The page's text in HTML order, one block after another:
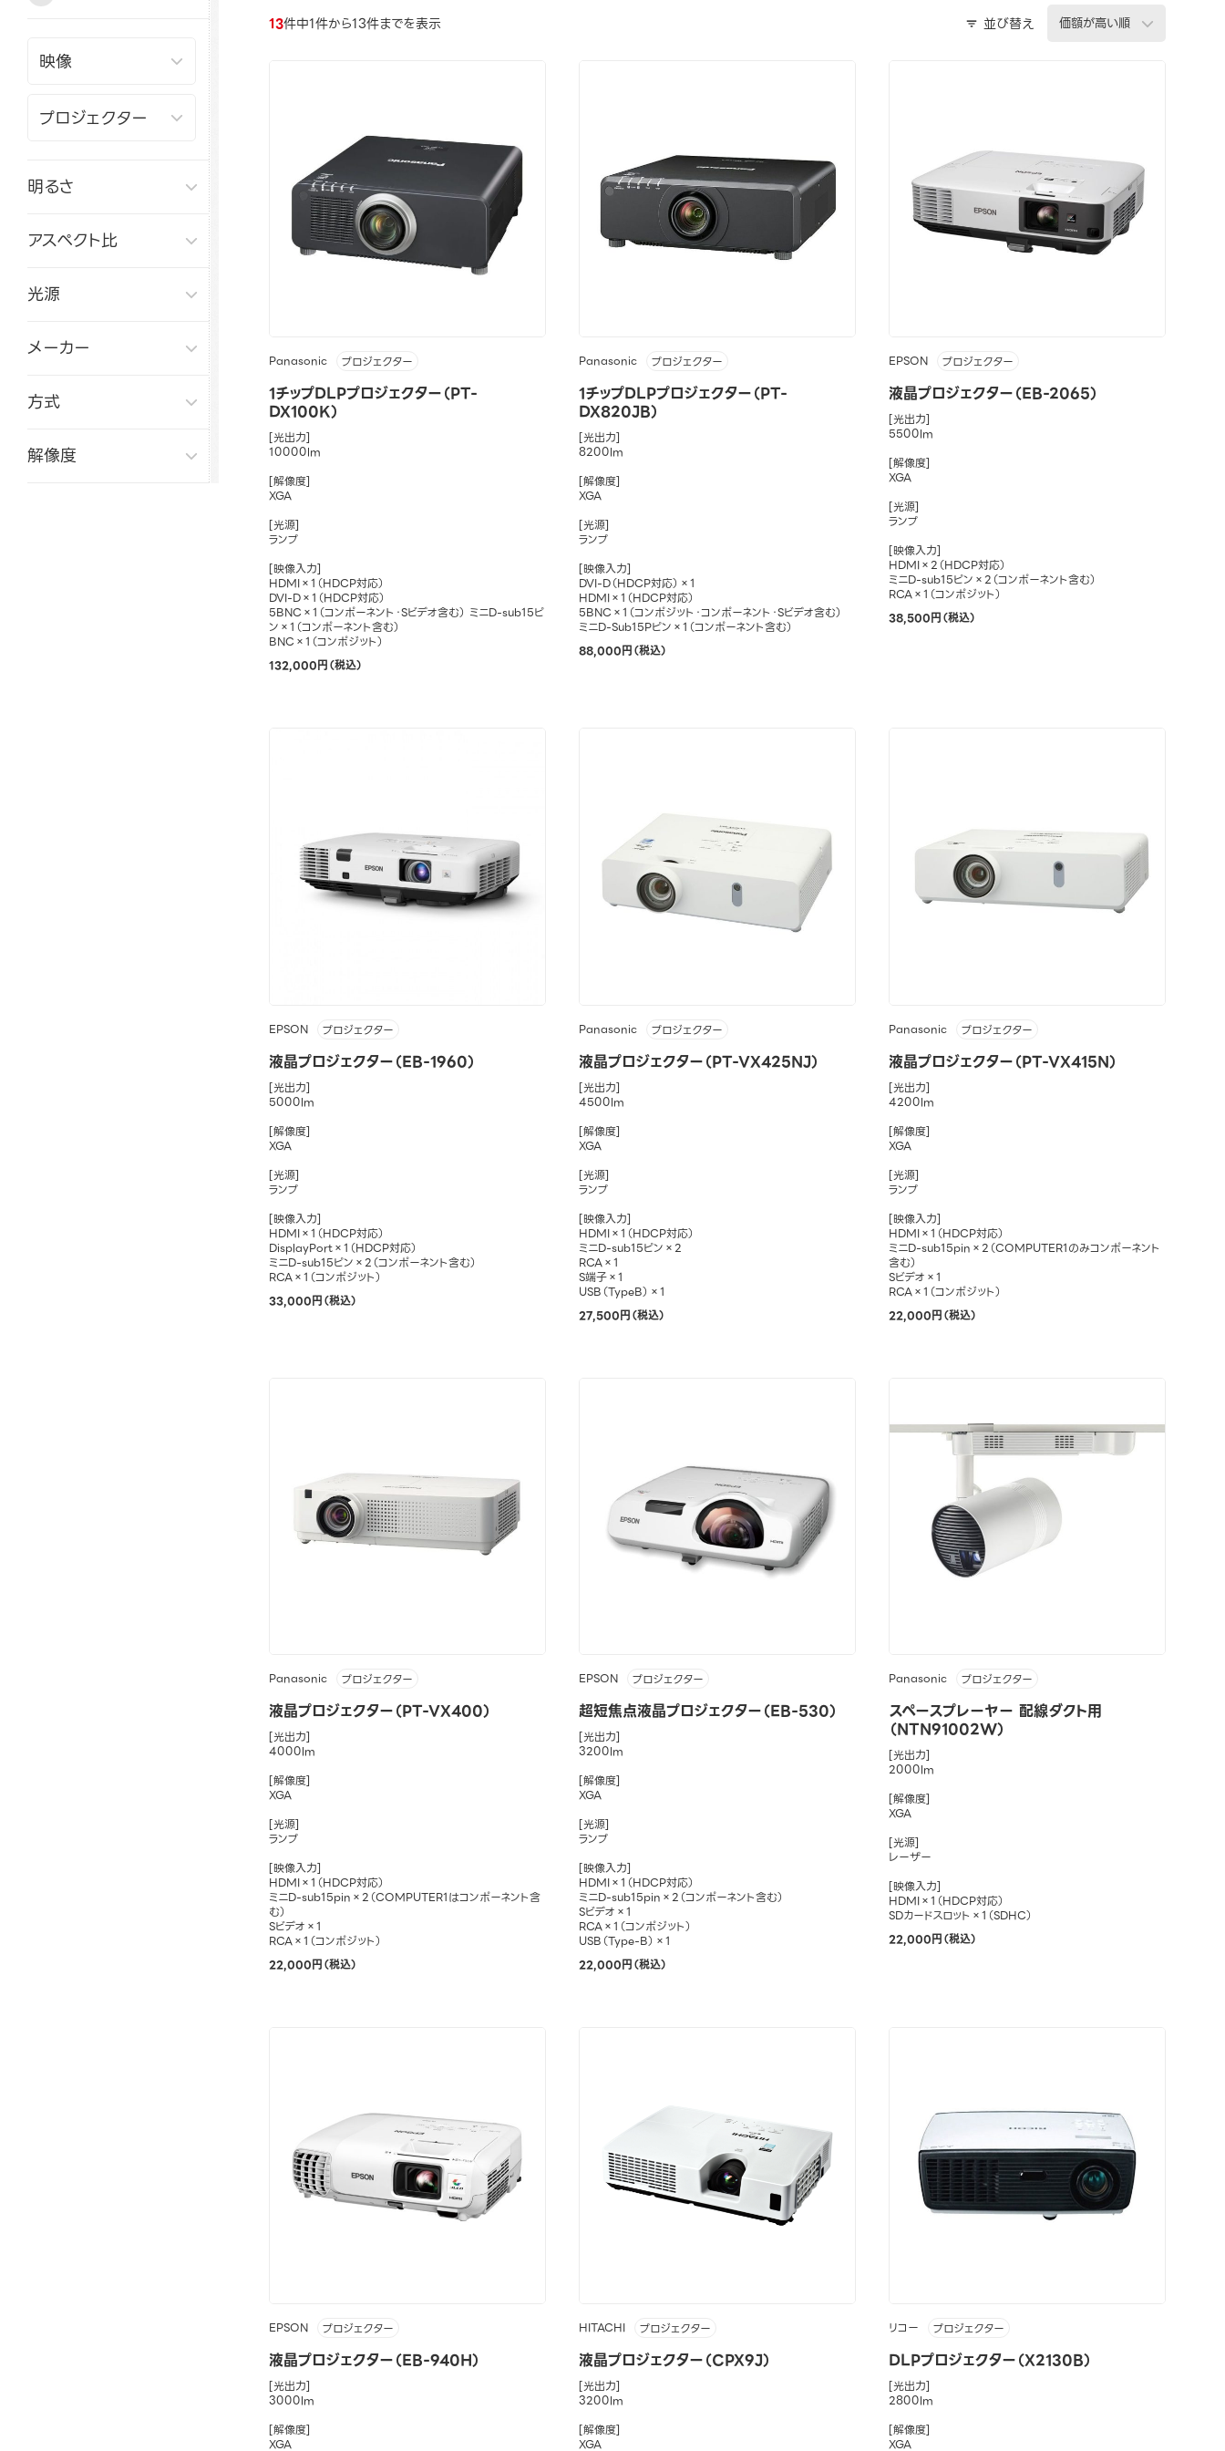
明るさ
アスペクト比
光源
メーカー
方式
解像度
13件中1件から13件までを表示 並び替え
Panasonic プロジェクター
1チップDLPプロジェクター（PT-
DX100K）
[光出力]
10000lm
[解像度]
XGA
[光源]
ランプ
[映像入力]
HDMI×1（HDCP対応）
DVI-D×1（HDCP対応）
5BNC×1（コンポーネント・Sビデオ含む） ミニD-sub15ピ
ン×1（コンポーネント含む）
BNC×1（コンポジット）
132,000円（税込）
Panasonic プロジェクター
1チップDLPプロジェクター（PT-
DX820JB）
[光出力]
8200lm
[解像度]
XGA
[光源]
ランプ
[映像入力]
DVI-D（HDCP対応）×1
HDMI×1（HDCP対応）
5BNC×1（コンポジット・コンポーネント・Sビデオ含む）
ミニD-Sub15Pピン×1（コンポーネント含む）
88,000円（税込）
EPSON プロジェクター
液晶プロジェクター（EB-2065）
[光出力]
5500lm
[解像度]
XGA
[光源]
ランプ
[映像入力]
HDMI×2（HDCP対応）
ミニD-sub15ピン×2（コンポーネント含む）
RCA×1（コンポジット）
38,500円（税込）
EPSON プロジェクター
液晶プロジェクター（EB-1960）
[光出力]
5000lm
[解像度]
XGA
[光源]
ランプ
[映像入力]
HDMI×1（HDCP対応）
DisplayPort×1（HDCP対応）
ミニD-sub15ピン×2（コンポーネント含む）
RCA×1（コンポジット）
33,000円（税込）
Panasonic プロジェクター
液晶プロジェクター（PT-VX425NJ）
[光出力]
4500lm
[解像度]
XGA
[光源]
ランプ
[映像入力]
HDMI×1（HDCP対応）
ミニD-sub15ピン×2
RCA×1
S端子×1
USB（TypeB）×1
27,500円（税込）
Panasonic プロジェクター
液晶プロジェクター（PT-VX415N）
[光出力]
4200lm
[解像度]
XGA
[光源]
ランプ
[映像入力]
HDMI×1（HDCP対応）
ミニD-sub15pin×2（COMPUTER1のみコンポーネント
含む）
Sビデオ×1
RCA×1（コンポジット）
22,000円（税込）
Panasonic プロジェクター
液晶プロジェクター（PT-VX400）
[光出力]
4000lm
[解像度]
XGA
[光源]
ランプ
[映像入力]
HDMI×1（HDCP対応）
ミニD-sub15pin×2（COMPUTER1はコンポーネント含
む）
Sビデオ×1
RCA×1（コンポジット）
22,000円（税込）
EPSON プロジェクター
超短焦点液晶プロジェクター（EB-530）
[光出力]
3200lm
[解像度]
XGA
[光源]
ランプ
[映像入力]
HDMI×1（HDCP対応）
ミニD-sub15pin×2（コンポーネント含む）
Sビデオ×1
RCA×1（コンポジット）
USB（Type-B）×1
22,000円（税込）
Panasonic プロジェクター
スペースプレーヤー 配線ダクト用
（NTN91002W）
[光出力]
2000lm
[解像度]
XGA
[光源]
レーザー
[映像入力]
HDMI×1（HDCP対応）
SDカードスロット×1（SDHC）
22,000円（税込）
EPSON プロジェクター
液晶プロジェクター（EB-940H）
[光出力]
3000lm
[解像度]
XGA
HITACHI プロジェクター
液晶プロジェクター（CPX9J）
[光出力]
3200lm
[解像度]
XGA
リコー プロジェクター
DLPプロジェクター（X2130B）
[光出力]
2800lm
[解像度]
XGA